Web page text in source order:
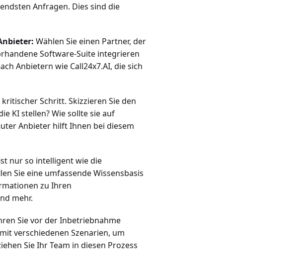
Anfragen. Dies sind die
Wählen Sie einen Partner, der
Software-Suite integrieren
Anbietern wie Call24x7.AI, die sich
kritischer Schritt. Skizzieren Sie den
KI stellen? Wie sollte sie auf
Anbieter hilft Ihnen bei diesem
nur so intelligent wie die
Sie eine umfassende Wissensbasis
zu Ihren
mehr.
Sie vor der Inbetriebnahme
verschiedenen Szenarien, um
Sie Ihr Team in diesen Prozess